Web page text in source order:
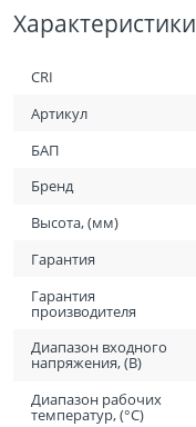
Характеристики
CRI
Артикул
БАП
Бренд
Высота, (мм)
Гарантия
Гарантия
производителя
Диапазон входного
напряжения, (В)
Диапазон рабочих
температур, (°С)